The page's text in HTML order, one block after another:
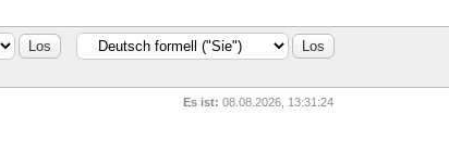
Es ist: 08.08.2026, 13:31:24